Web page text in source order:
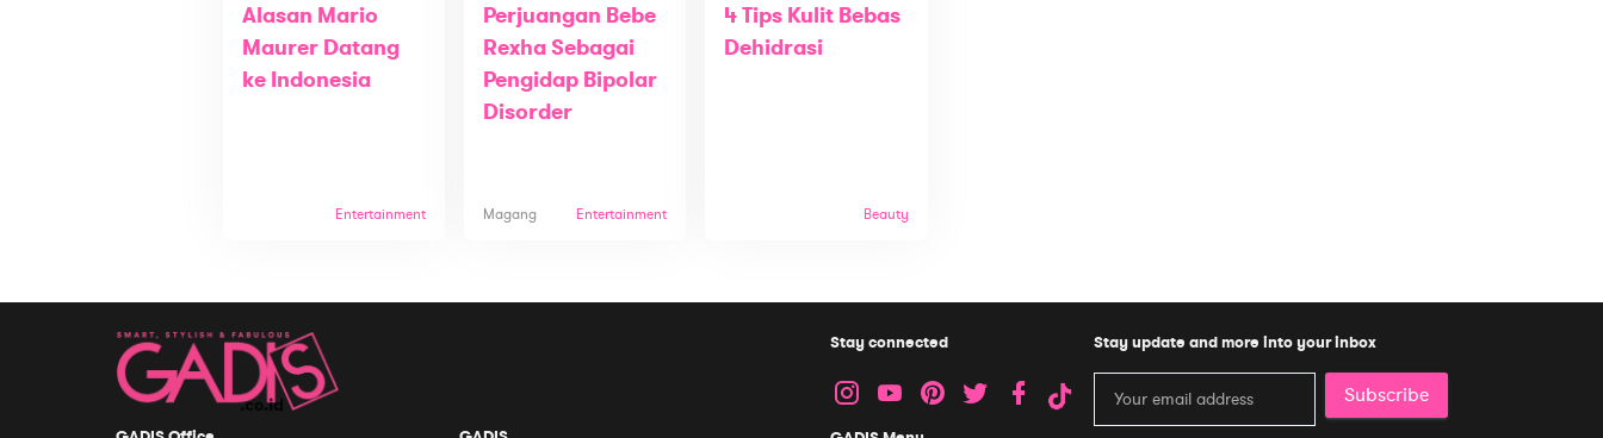
Alasan Mario
Maurer Datang
ke Indonesia
Entertainment
Perjuangan Bebe
Rexha Sebagai
Pengidap Bipolar
Disorder
Magang Entertainment
4 Tips Kulit Bebas
Dehidrasi
Beauty
Stay connected Stay update and more into your inbox
Subscribe